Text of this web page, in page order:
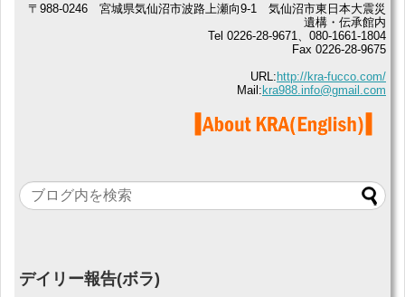
〒988-0246 宮城県気仙沼市波路上瀬向9-1 気仙沼市東日本大震災
遺構・伝承館内
Tel 0226-28-9671、080-1661-1804
Fax 0226-28-9675
URL: http://kra-fucco.com/
Mail: kra988.info@gmail.com
デイリー報告(ボラ)